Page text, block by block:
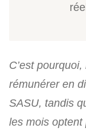
C’est
rémunérer en
SASU, tandis
les mois optent